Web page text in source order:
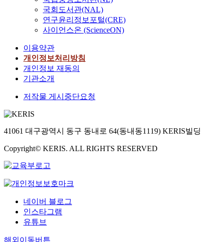
국회도서관(NAL)
연구윤리정보포털(CRE)
사이언스온 (ScienceON)
이용약관
개인정보처리방침
개인정보 재동의
기관소개
저작물 게시중단요청
41061 대구광역시 동구 동내로 64(동내동1119) KERIS빌딩
Copyright© KERIS. ALL RIGHTS RESERVED
네이버 블로그
인스타그램
유튜브
해외이동버튼